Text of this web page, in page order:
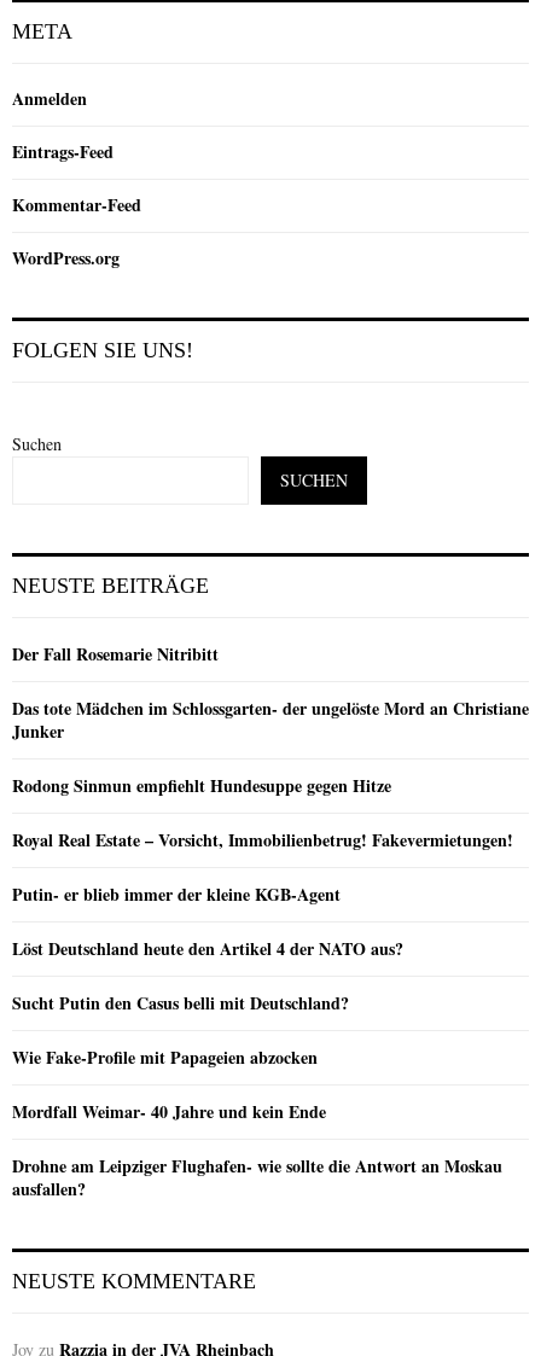
META
Anmelden
Eintrags-Feed
Kommentar-Feed
WordPress.org
FOLGEN SIE UNS!
Suchen
SUCHEN
NEUSTE BEITRÄGE
Der Fall Rosemarie Nitribitt
Das tote Mädchen im Schlossgarten- der ungelöste Mord an Christiane
Junker
Rodong Sinmun empfiehlt Hundesuppe gegen Hitze
Royal Real Estate – Vorsicht, Immobilienbetrug! Fakevermietungen!
Putin- er blieb immer der kleine KGB-Agent
Löst Deutschland heute den Artikel 4 der NATO aus?
Sucht Putin den Casus belli mit Deutschland?
Wie Fake-Profile mit Papageien abzocken
Mordfall Weimar- 40 Jahre und kein Ende
Drohne am Leipziger Flughafen- wie sollte die Antwort an Moskau
ausfallen?
NEUSTE KOMMENTARE
Joy zu Razzia in der JVA Rheinbach